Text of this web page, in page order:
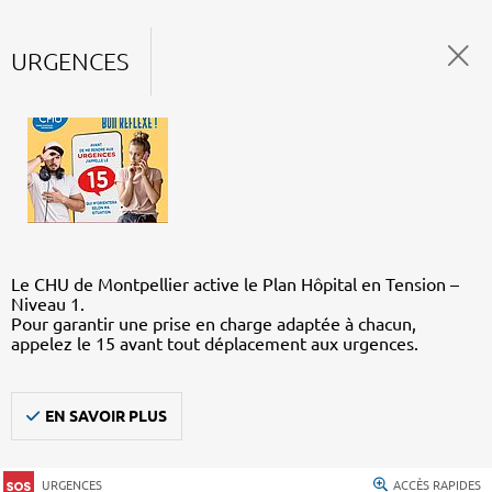
URGENCES
Le CHU de Montpellier active le Plan Hôpital en Tension –
Niveau 1.
Pour garantir une prise en charge adaptée à chacun,
appelez le 15 avant tout déplacement aux urgences.
EN SAVOIR PLUS
URGENCES ACCÈS RAPIDES